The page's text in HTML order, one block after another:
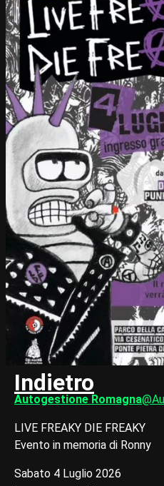
Indietro
Autogestione Romagna
LIVE FREAKY DIE FREAKY
Evento in memoria di Ronny
Sabato 4 Luglio 2026